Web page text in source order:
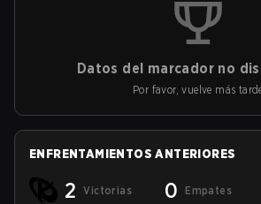
Datos del marcador no
Por favor, vuelve más
ENFRENTAMIENTOS ANTERIORES
2 Victorias 0 Empates